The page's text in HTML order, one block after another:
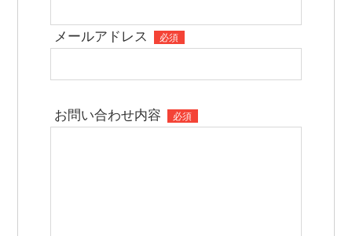
メールアドレス 必須
お問い合わせ内容 必須